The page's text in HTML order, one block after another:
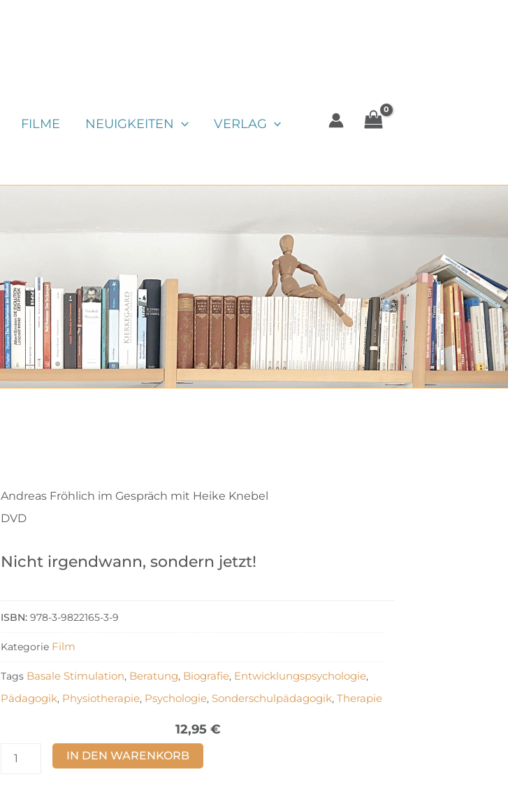
FILME NEUIGKEITEN VERLAG
Andreas Fröhlich im Gespräch mit Heike Knebel
DVD
Nicht irgendwann, sondern jetzt!
978-3-9822165-3-9
Kategorie Film
Tags Basale Stimulation, Beratung, Biografie, Entwicklungspsychologie,
Pädagogik, Physiotherapie, Psychologie, Sonderschulpädagogik, Therapie
12,95 €
Nicht
IN DEN WARENKORB